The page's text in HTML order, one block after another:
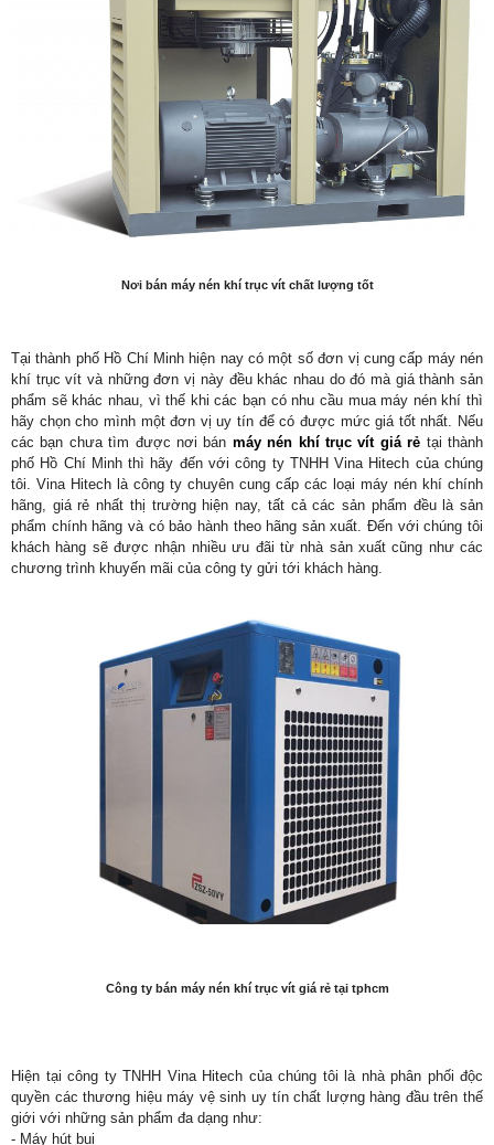
Nơi bán máy nén khí trục vít chất lượng tốt
Tại thành phố Hồ Chí Minh hiện nay có một số đơn vị cung cấp máy nén
khí trục vít và những đơn vị này đều khác nhau do đó mà giá thành sản
phẩm sẽ khác nhau, vì thế khi các bạn có nhu cầu mua máy nén khí thì
hãy chọn cho mình một đơn vị uy tín để có được mức giá tốt nhất. Nếu
các bạn chưa tìm được nơi bán máy nén khí trục vít giá rẻ tại thành
phố Hồ Chí Minh thì hãy đến với công ty TNHH Vina Hitech của chúng
tôi. Vina Hitech là công ty chuyên cung cấp các loại máy nén khí chính
hãng, giá rẻ nhất thị trường hiện nay, tất cả các sản phẩm đều là sản
phẩm chính hãng và có bảo hành theo hãng sản xuất. Đến với chúng tôi
khách hàng sẽ được nhận nhiều ưu đãi từ nhà sản xuất cũng như các
chương trình khuyến mãi của công ty gửi tới khách hàng.
Công ty bán máy nén khí trục vít giá rẻ tại tphcm
Hiện tại công ty TNHH Vina Hitech của chúng tôi là nhà phân phối độc
quyền các thương hiệu máy vệ sinh uy tín chất lượng hàng đầu trên thế
giới với những sản phẩm đa dạng như:
- Máy hút bụi